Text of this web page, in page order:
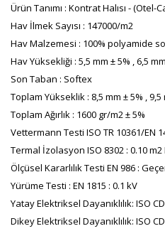
Ürün Tanımı : Kontrat Halısı - (Otel-
Hav İlmek Sayısı : 147000/m2
Hav Malzemesi : 100% polyamide
Hav Yüksekliği : 5,5 mm ± 5% , 6,5
Son Taban : Softex
Toplam Yükseklik : 8,5 mm ± 5% , 9,5
Toplam Ağırlık : 1600 gr/m2 ± 5%
Vettermann Testi ISO TR 10361/EN
Termal İzolasyon ISO 8302 : 0.10 m2
Ölçüsel Kararlılık Testi EN 986 :
Yürüme Testi : EN 1815 : 0.1 kV
Yatay Elektriksel Dayanıklılık: ISO
Dikey Elektriksel Dayanıklılık: ISO